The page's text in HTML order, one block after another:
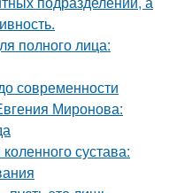
полного лица:
современности
Миронова:
сустава: